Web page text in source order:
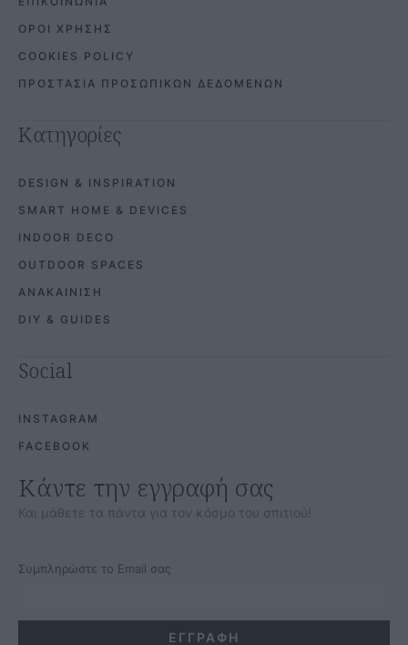
ABOUT US
ΕΠΙΚΟΙΝΩΝΙΑ
Κατηγορίες
DESIGN & INSPIRATION
INDOOR DECO